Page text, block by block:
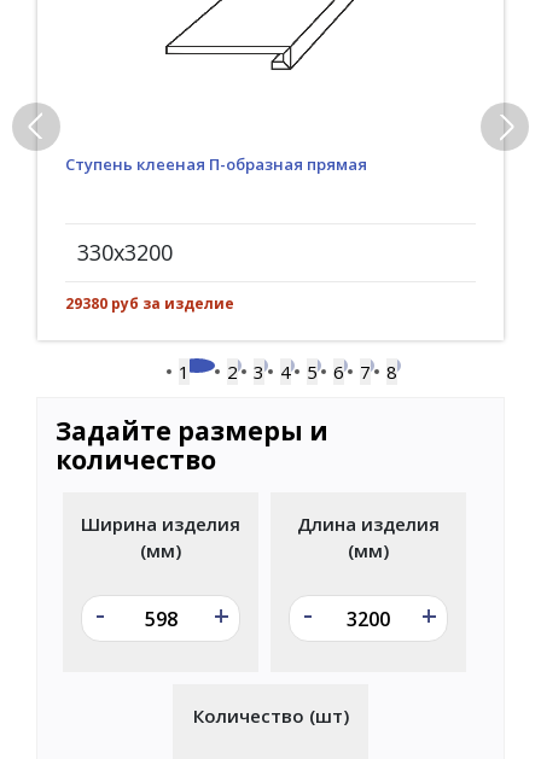
Ступень клееная П-образная прямая
330x3200
29380 руб за изделие
1 2 3 4 5 6 7 8
Задайте размеры и
количество
Ширина изделия
(мм)
- +
Длина изделия
(мм)
- +
Количество (шт)